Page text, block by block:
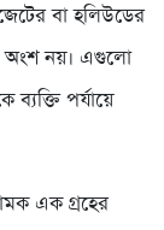
বা হলিউডের
অংশ নয়। এগুলো
ব্যক্তি পর্যায়ে
এক গ্রহের